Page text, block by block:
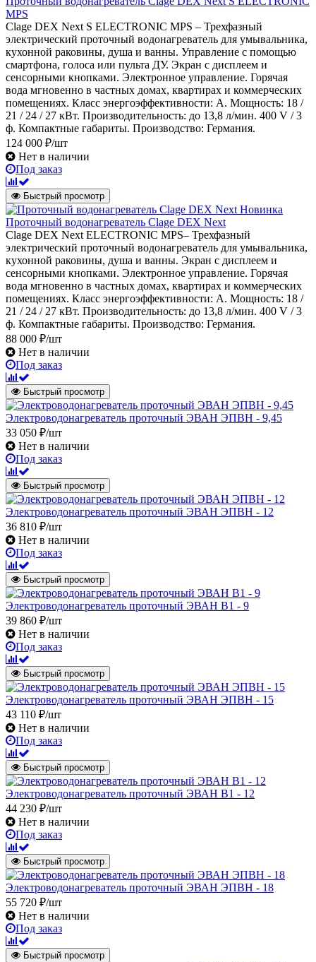
MPS
Clage DEX Next S ELECTRONIC MPS – Трехфазный
электрический проточный водонагреватель для умывальника,
кухонной раковины, душа и ванны. Управление с помощью
смартфона, голоса или пульта ДУ. Экран с дисплеем и
сенсорными кнопками. Электронное управление. Горячая
вода мгновенно в частных домах, квартирах и коммерческих
помещениях. Класс энергоэффективности: А. Мощность: 18 /
21 / 24 / 27 кВт. Производительность: до 13,8 л/мин. 400 V / 3
ф. Компактные габариты. Производство: Германия.
124 000 ₽/шт
Нет в наличии
Под заказ
Быстрый просмотр
Новинка
Проточный водонагреватель Clage DEX Next
Clage DEX Next ELECTRONIC MPS– Трехфазный
электрический проточный водонагреватель для умывальника,
кухонной раковины, душа и ванны. Экран с дисплеем и
сенсорными кнопками. Электронное управление. Горячая
вода мгновенно в частных домах, квартирах и коммерческих
помещениях. Класс энергоэффективности: А. Мощность: 18 /
21 / 24 / 27 кВт. Производительность: до 13,8 л/мин. 400 V / 3
ф. Компактные габариты. Производство: Германия.
88 000 ₽/шт
Нет в наличии
Под заказ
Быстрый просмотр
Электроводонагреватель проточный ЭВАН ЭПВН - 9,45
33 050 ₽/шт
Нет в наличии
Под заказ
Быстрый просмотр
Электроводонагреватель проточный ЭВАН ЭПВН - 12
36 810 ₽/шт
Нет в наличии
Под заказ
Быстрый просмотр
Электроводонагреватель проточный ЭВАН В1 - 9
39 860 ₽/шт
Нет в наличии
Под заказ
Быстрый просмотр
Электроводонагреватель проточный ЭВАН ЭПВН - 15
43 110 ₽/шт
Нет в наличии
Под заказ
Быстрый просмотр
Электроводонагреватель проточный ЭВАН В1 - 12
44 230 ₽/шт
Нет в наличии
Под заказ
Быстрый просмотр
Электроводонагреватель проточный ЭВАН ЭПВН - 18
55 720 ₽/шт
Нет в наличии
Под заказ
Быстрый просмотр